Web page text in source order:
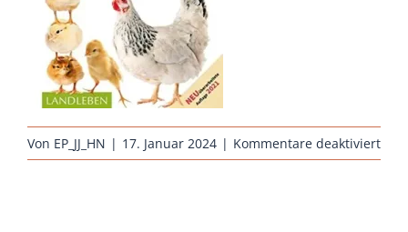
Sonstiges
Von EP_JJ_HN | 17. Januar 2024 | Kommentare deaktiviertfür